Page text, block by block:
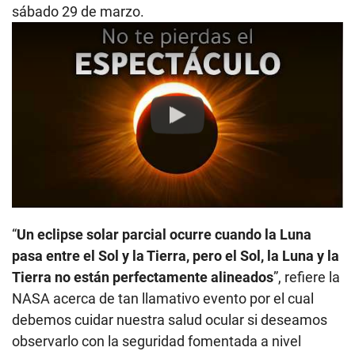
sábado 29 de marzo.
Play
“Un eclipse solar parcial ocurre cuando la Luna
pasa entre el Sol y la Tierra, pero el Sol, la Luna y la
Tierra no están perfectamente alineados”, refiere la
NASA acerca de tan llamativo evento por el cual
debemos cuidar nuestra salud ocular si deseamos
observarlo con la seguridad fomentada a nivel